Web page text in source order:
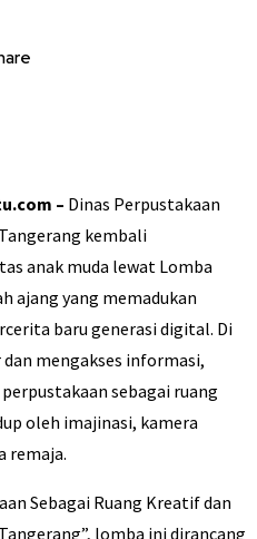
– Dinas Perpustakaan
kembali
anak muda lewat Lomba
ajang yang memadukan
baru generasi digital. Di
mengakses informasi,
sebagai ruang
oleh imajinasi, kamera
remaja.
Sebagai Ruang Kreatif dan
lomba ini dirancang